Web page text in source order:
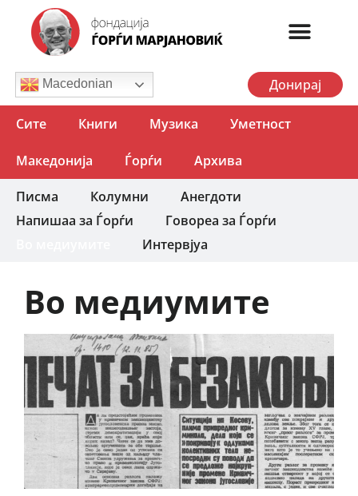
Macedonian Донирај
Сите Книги Музика Уметност
Македонија Ѓорѓи Архива
Писма Колумни
Анегдоти
Напишаа за Ѓорѓи
Говореа за Ѓорѓи
Интервјуа
Во медиумите